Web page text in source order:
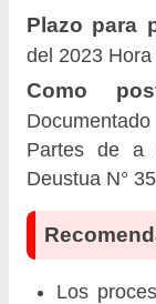
Plazo para
del 2023
Como
Partes de a
Deustua N°
Los